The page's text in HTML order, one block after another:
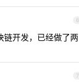
6
链开发，已经做了两
7